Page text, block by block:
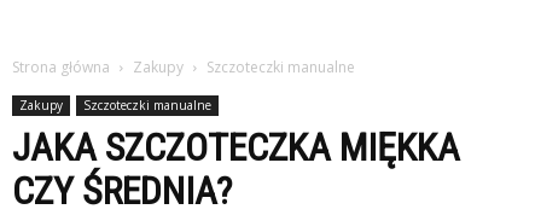
Strona główna Zakupy Szczoteczki manualne
Zakupy Szczoteczki manualne
JAKA SZCZOTECZKA MIĘKKA
CZY ŚREDNIA?